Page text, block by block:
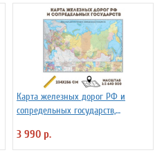
Карта железных дорог РФ и
сопредельных государств,
3 990 р.